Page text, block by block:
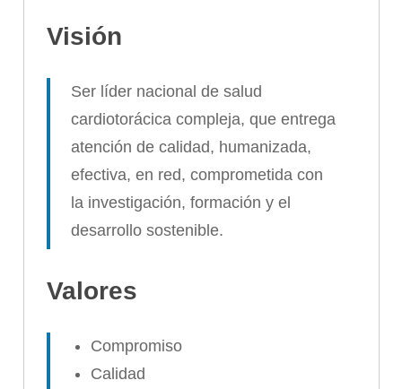
Visión
Ser líder nacional de salud
cardiotorácica compleja, que entrega
atención de calidad, humanizada,
efectiva, en red, comprometida con
la investigación, formación y el
desarrollo sostenible.
Valores
Compromiso
Calidad